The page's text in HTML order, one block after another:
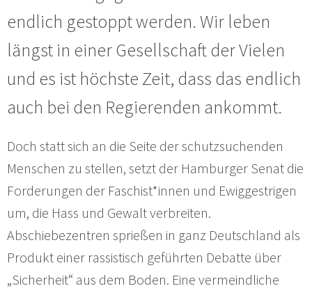
endlich gestoppt werden. Wir leben
längst in einer Gesellschaft der Vielen
und es ist höchste Zeit, dass das endlich
auch bei den Regierenden ankommt.
Doch statt sich an die Seite der schutzsuchenden
Menschen zu stellen, setzt der Hamburger Senat die
Forderungen der Faschist*innen und Ewiggestrigen
um, die Hass und Gewalt verbreiten.
Abschiebezentren sprießen in ganz Deutschland als
Produkt einer rassistisch geführten Debatte über
„Sicherheit“ aus dem Boden. Eine vermeindliche